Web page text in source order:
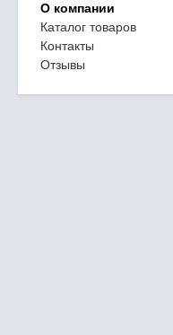
О компании
Каталог товаров
Контакты
Отзывы